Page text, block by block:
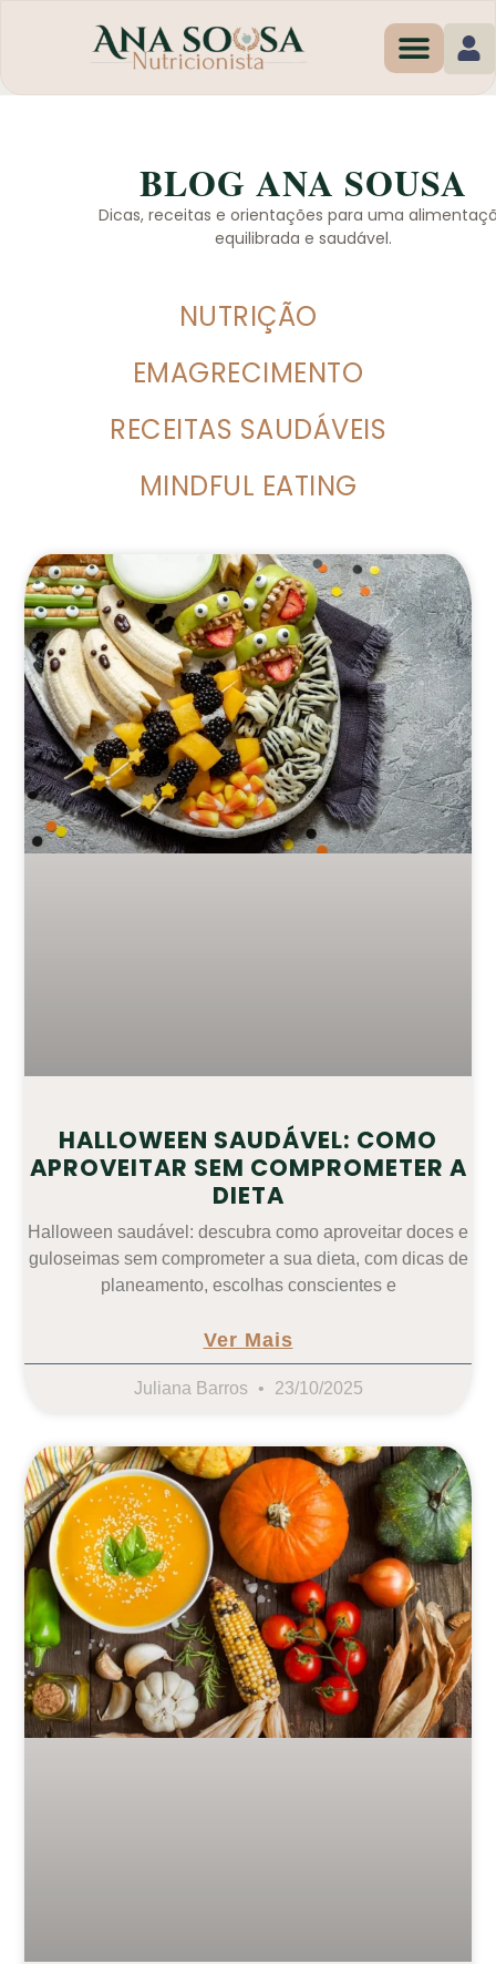
BLOG ANA SOUSA
Dicas, receitas e orientações para uma
equilibrada e saudável.
NUTRIÇÃO
EMAGRECIMENTO
RECEITAS SAUDÁVEIS
MINDFUL EATING
HALLOWEEN SAUDÁVEL: COMO
APROVEITAR SEM COMPROMETER A
DIETA
Halloween saudável: descubra como aproveitar doces e
guloseimas sem comprometer a sua dieta, com dicas de
planeamento, escolhas conscientes e
Ver Mais
Juliana Barros 23/10/2025